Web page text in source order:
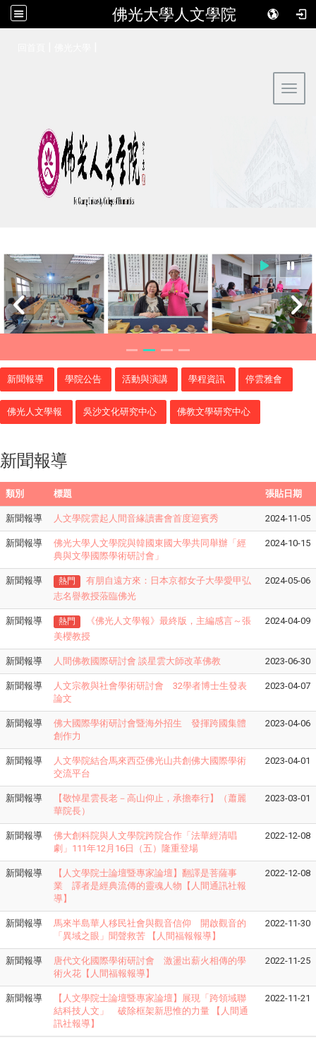
佛光大學人文學院
新聞報導 學院公告 活動與演講 學程資訊 停雲雅會
佛光人文學報 吳沙文化研究中心 佛教文學研究中心
新聞報導
類別 標題 張貼日期
新聞報導 人文學院雲起人間音緣讀書會首度迎賓秀 2024-11-05
新聞報導
佛光大學人文學院與韓國東國大學共同舉辦「經
典與文學國際學術研討會」
2024-10-15
新聞報導 熱門 有朋自遠方來：日本京都女子大學愛甲弘
志名譽教授蒞臨佛光
2024-05-06
新聞報導 熱門
《佛光人文學報》最終版，主編感言～張
美櫻教授
2024-04-09
新聞報導 人間佛教國際研討會 談星雲大師改革佛教 2023-06-30
新聞報導
人文宗教與社會學術研討會 32學者博士生發表
論文
2023-04-07
新聞報導
佛大國際學術研討會暨海外招生 發揮跨國集體
創作力
2023-04-06
新聞報導
人文學院結合馬來西亞佛光山共創佛大國際學術
交流平台
2023-04-01
新聞報導
【敬悼星雲長老－高山仰止，承擔奉行】（蕭麗
華院長）
2023-03-01
新聞報導
佛大創科院與人文學院跨院合作「法華經清唱
劇」111年12月16日（五）隆重登場
2022-12-08
新聞報導
【人文學院士論壇暨專家論壇】翻譯是菩薩事
業 譯者是經典流傳的靈魂人物【人間通訊社報
導】
2022-12-08
新聞報導
馬來半島華人移民社會與觀音信仰 開啟觀音的
「異域之眼」聞聲救苦 【人間福報報導】
2022-11-30
新聞報導
唐代文化國際學術研討會 激盪出薪火相傳的學
術火花【人間福報報導】
2022-11-25
新聞報導
【人文學院士論壇暨專家論壇】展現「跨領域聯
結科技人文」 破除框架新思惟的力量 【人間通
訊社報導】
2022-11-21